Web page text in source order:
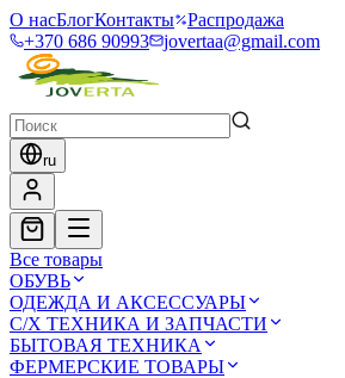
О насБлогКонтакты
Распродажа
+370 686 90993
jovertaa@gmail.com
ru
Все товары
ОБУВЬ
ОДЕЖДА И АКСЕССУАРЫ
С/Х ТЕХНИКА И ЗАПЧАСТИ
БЫТОВАЯ ТЕХНИКА
ФЕРМЕРСКИЕ ТОВАРЫ